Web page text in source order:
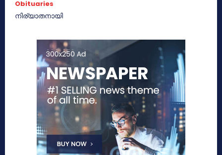
Obituaries
നിര്യാതനായി